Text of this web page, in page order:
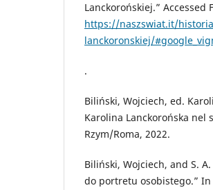
Lanckorońskiej.” Accessed
https://naszswiat.it/
lanckoronskiej/
.
Biliński, Wojciech, ed.
Karolina Lanckorońska nel
Rzym/Roma, 2022.
Biliński, Wojciech, and S.
do portretu osobistego.” In